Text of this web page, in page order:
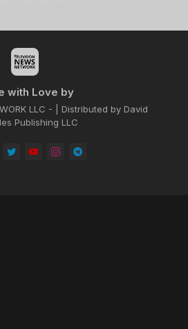
with Love by
LLC - | Distributed by David
Publishing LLC